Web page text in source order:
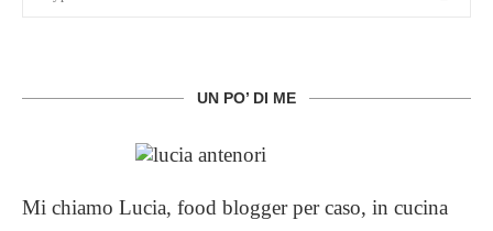
UN PO’ DI ME
Mi chiamo Lucia, food blogger per caso, in cucina